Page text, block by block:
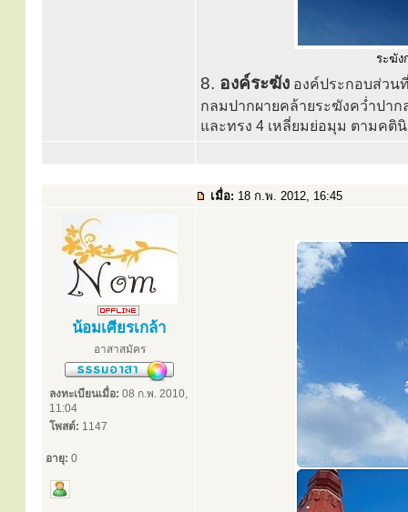
ระฆัง
8. องค์ระฆัง องค์ประกอบส่วน
กลมปากผายคล้ายระฆังคว่ำปา
และทรง 4 เหลี่ยมย่อมุม ตามค
เมื่อ: 18 ก.พ. 2012, 16:45
น้อมเศียรเกล้า
อาสาสมัคร
ลงทะเบียนเมื่อ: 08 ก.พ. 2010,
11:04
โพสต์: 1147
อายุ: 0